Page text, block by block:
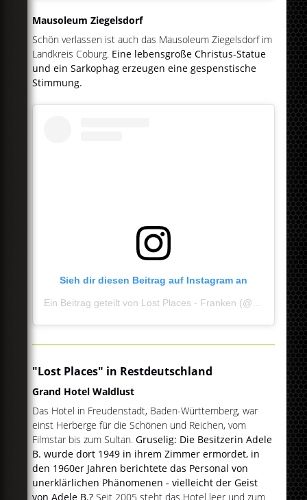
Mausoleum Ziegelsdorf
Schön verlassen ist auch das Mausoleum Ziegelsdorf im
Landkreis Coburg. Eine lebensgroße Christus-Statue
und ein Sarkophag erzeugen eine gespenstische
Stimmung.
Sieh dir diesen Beitrag auf Instagram an
"Lost Places" in Restdeutschland
Grand Hotel Waldlust
Das Hotel in Freudenstadt, Baden-Württemberg, war
einst Herberge für die Schönen und Reichen, vom
Filmstar bis zum Sultan.Gruselig: Die Besitzerin Adele
B. wurde dort 1949 in ihrem Zimmer ermordet, in
den 1960er Jahren berichtete das Personal von
unerklärlichen Phänomenen - vielleicht der Geist
von Adele B.? Seit 2005 steht das Hotel leer und zum